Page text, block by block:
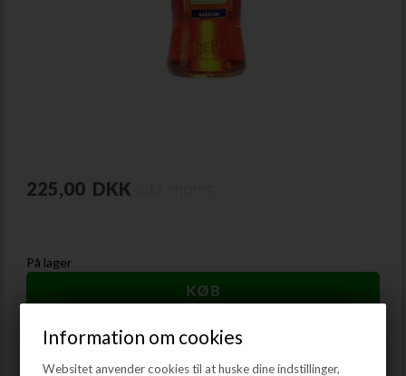
Information om cookies
Websitet anvender cookies til at huske dine indstillinger,
225,00 DKK
På lager
Aperol